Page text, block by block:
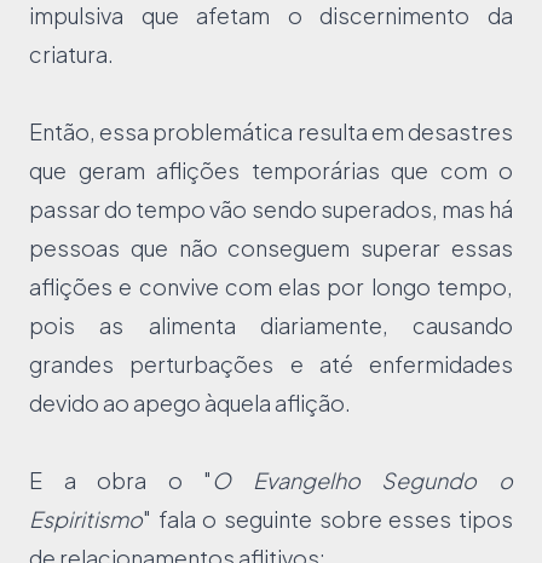
impulsiva que afetam o discernimento da
criatura.
Então, essa problemática resulta em desastres
que geram aflições temporárias que com o
passar do tempo vão sendo superados, mas há
pessoas que não conseguem superar essas
aflições e convive com elas por longo tempo,
pois as alimenta diariamente, causando
grandes perturbações e até enfermidades
devido ao apego àquela aflição.
E a obra o "O Evangelho Segundo o
Espiritismo" fala o seguinte sobre esses tipos